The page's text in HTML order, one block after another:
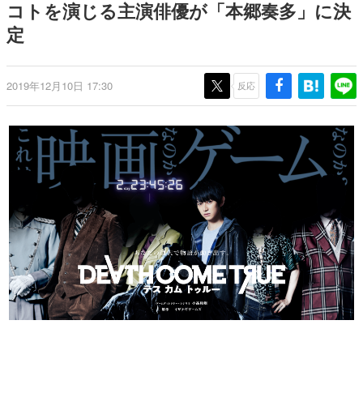
の形をした短編ホラー小説集です。
これからのデジタルゲーム市場を担う若きクリエイター達
の姿を追い、彼らのルーツと情熱を探っていきます。
ゲームに多大な影響を受けた作家さんに取材し、ゲームが
日本のコンテンツ産業やカルチャーに与えた影響を探る企
画です。
日本モバイルゲーム産業史
日本のモバイルゲーム史における主要なトピック・タイト
ルを網羅するほか、開発者へのインタビューや識者による
解説を掲載。約20年の歴史が一望できる決定版！
若ゲのいたり〜ゲームクリエイターの青春〜
『うつヌケ』『ペンと箸』等で知られるマンガ家・田中圭
一先生によるゲーム業界レポートマンガです。
なんでゲームは面白い？
コトを演じる主演俳優が「本郷奏多」に決
定
2019年12月10日 17:30 反応